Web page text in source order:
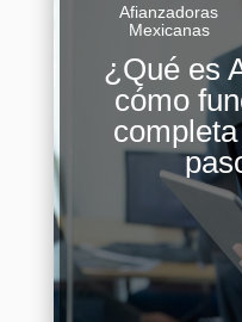
Afianzadoras
Mexicanas
¿Qué es
cómo
En el complejo
legales y
diseñados para
AVLA